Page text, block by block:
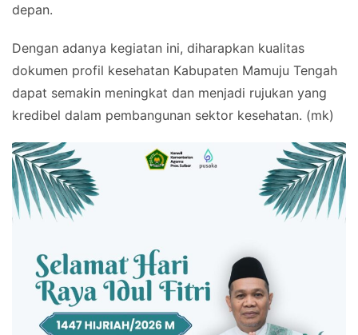
depan.
Dengan adanya kegiatan ini, diharapkan kualitas
dokumen profil kesehatan Kabupaten Mamuju Tengah
dapat semakin meningkat dan menjadi rujukan yang
kredibel dalam pembangunan sektor kesehatan. (mk)